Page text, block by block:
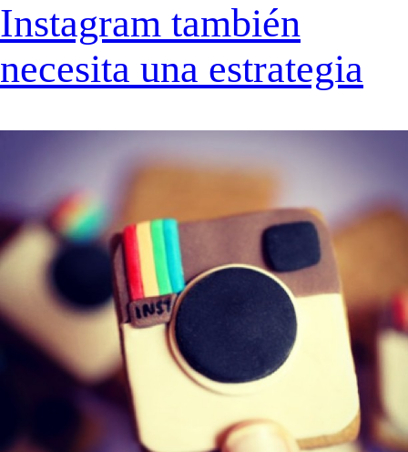
Instagram también
necesita una estrategia